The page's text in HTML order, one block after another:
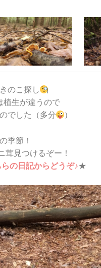
のこ探し
植生が違うので
でした（多分
）
季節！
茸見つけるぞー！
の日記からどうぞ♪★